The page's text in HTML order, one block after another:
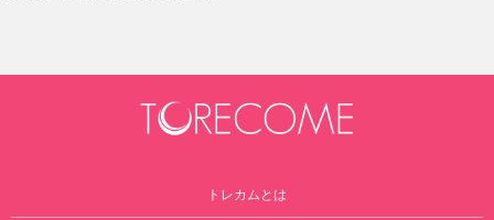
トレカムとは